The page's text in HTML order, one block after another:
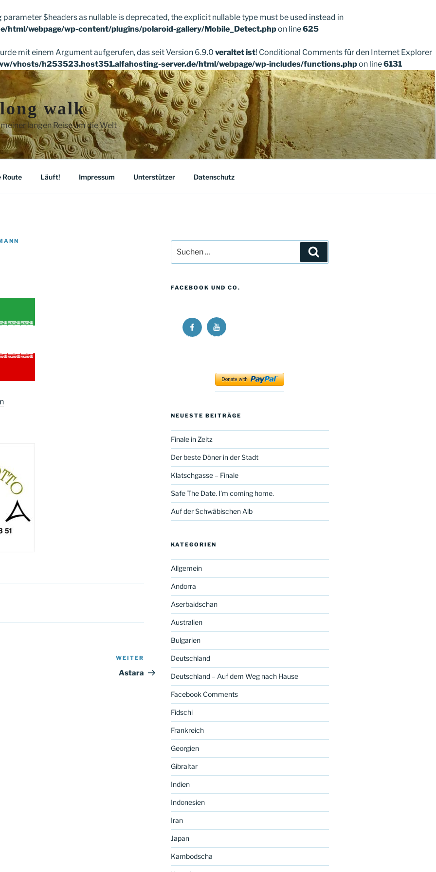
$headers as nullable is deprecated, the explicit nullable type must be used instead in
webpage/wp-content/plugins/polaroid-gallery/Mobile_Detect.phpon line625
mit einem Argument aufgerufen, das seit Version 6.9.0 veraltet ist! Conditional Comments für den Internet Explorer
vhosts/h253523.host351.alfahosting-server.de/html/webpage/wp-includes/functions.phpon line6131
walk
langen Reise um die Welt
Route Läuft! Impressum Unterstützer Datenschutz
Nächster
Beitrag
WEITER
Astara
nach:
FACEBOOK UND CO.
Ricos
Long
Facebook
Ricos
Long
YouTube
NEUESTE BEITRÄGE
Finale in Zeitz
Der beste Döner in der Stadt
Klatschgasse – Finale
Safe The Date. I’m coming home.
Auf der Schwäbischen Alb
KATEGORIEN
Allgemein
Andorra
Aserbaidschan
Australien
Bulgarien
Deutschland
Deutschland – Auf dem Weg nach Hause
Facebook Comments
Fidschi
Frankreich
Georgien
Gibraltar
Indien
Indonesien
Iran
Japan
Kambodscha